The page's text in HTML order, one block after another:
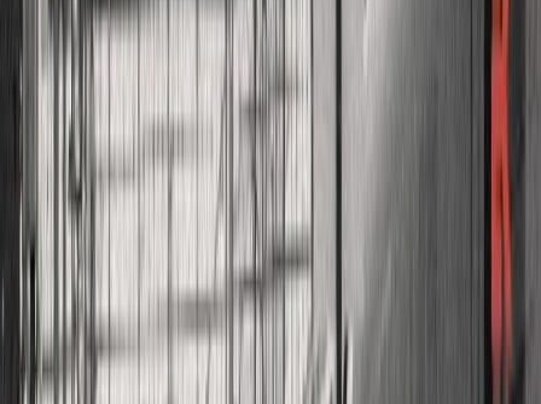
Αφηγητής
Παναγιώτης Γουρζουλίδης
Ξεκίνα εδώ
Διάρκεια
13ω 25λ